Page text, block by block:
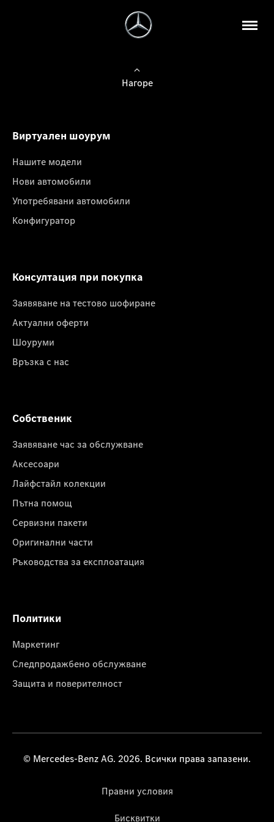
Нагоре
Виртуален шоурум
Нашите модели
Нови автомобили
Употребявани автомобили
Конфигуратор
Консултация при покупка
Заявяване на тестово шофиране
Актуални оферти
Шоуруми
Връзка с нас
Собственик
Заявяване час за обслужване
Аксесоари
Лайфстайл колекции
Пътна помощ
Сервизни пакети
Оригинални части
Ръководства за експлоатация
Политики
Маркетинг
Следпродажбено обслужване
Защита и поверителност
© Mercedes-Benz AG. 2026. Всички права запазени.
Правни условия
Бисквитки